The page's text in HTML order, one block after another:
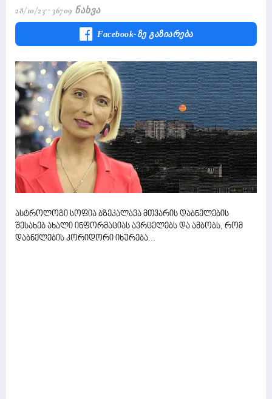
28/10/23 36709 Ნახვა
Facebook-Ზე Გაზიარება
ასტროლოგი სოფია ბზეკალავა მთვარის დაბნელების
შესახებ ახალი ინფორმაციას ავრცელებს და ამბობს, რომ
დაბნელების კორიდორი იხურება...